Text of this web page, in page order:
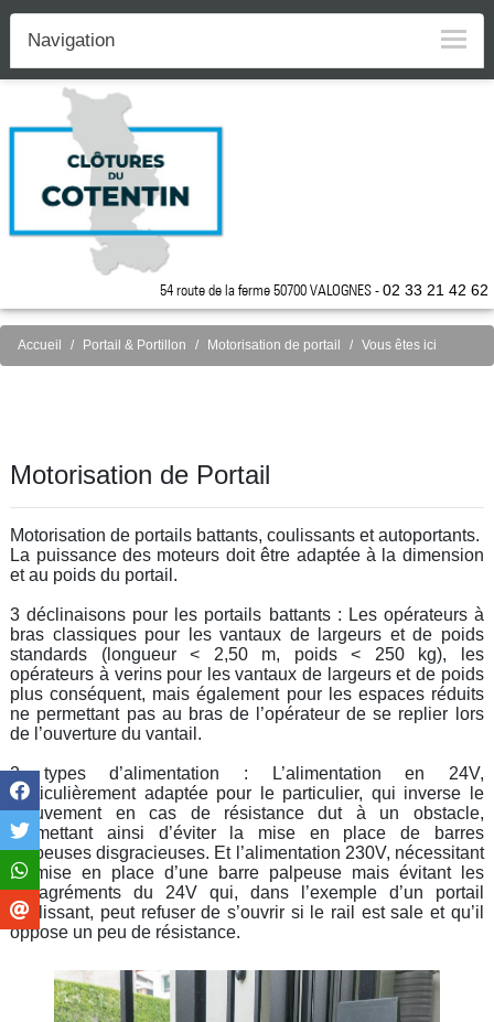
54 route de la ferme 50700 VALOGNES -02 33 21 42 62
Navigation
Accueil Portail & Portillon Motorisation de portail Vous êtes ici
Motorisation de Portail
Motorisation de portails battants, coulissants et autoportants.
La puissance des moteurs doit être adaptée à la dimension
et au poids du portail.
3 déclinaisons pour les portails battants : Les opérateurs à
bras classiques pour les vantaux de largeurs et de poids
standards (longueur < 2,50 m, poids < 250 kg), les
opérateurs à verins pour les vantaux de largeurs et de poids
plus conséquent, mais également pour les espaces réduits
ne permettant pas au bras de l’opérateur de se replier lors
de l’ouverture du vantail.
2 types d’alimentation : L’alimentation en 24V,
particulièrement adaptée pour le particulier, qui inverse le
mouvement en cas de résistance dut à un obstacle,
permettant ainsi d’éviter la mise en place de barres
palpeuses disgracieuses. Et l’alimentation 230V, nécessitant
la mise en place d’une barre palpeuse mais évitant les
désagréments du 24V qui, dans l’exemple d’un portail
coulissant, peut refuser de s’ouvrir si le rail est sale et qu’il
oppose un peu de résistance.